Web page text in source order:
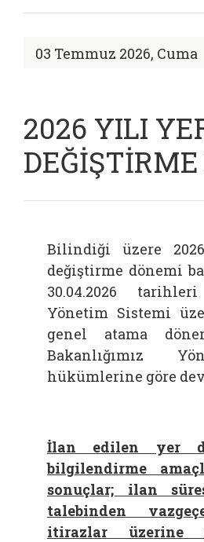
03 Temmuz 2026, Cuma
2026 YILI
Bilindiği üzere
değiştirme dönemi
30.04.2026
Yönetim Sistemi
genel atama
Bakanlığımız
hükümlerine göre
İlan edilen yer
bilgilendirme
sonuçlar; ilan
talebinden
itirazlar üzerine